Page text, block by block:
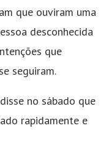
que ouviram uma
desconhecida
que
seguiram.
no sábado que
rapidamente e